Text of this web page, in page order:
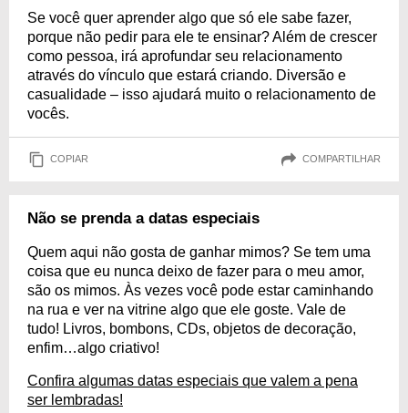
Se você quer aprender algo que só ele sabe fazer,
porque não pedir para ele te ensinar? Além de crescer
como pessoa, irá aprofundar seu relacionamento
através do vínculo que estará criando. Diversão e
casualidade – isso ajudará muito o relacionamento de
vocês.
COPIAR COMPARTILHAR
Não se prenda a datas especiais
Quem aqui não gosta de ganhar mimos? Se tem uma
coisa que eu nunca deixo de fazer para o meu amor,
são os mimos. Às vezes você pode estar caminhando
na rua e ver na vitrine algo que ele goste. Vale de
tudo! Livros, bombons, CDs, objetos de decoração,
enfim…algo criativo!
Confira algumas datas especiais que valem a pena
ser lembradas!